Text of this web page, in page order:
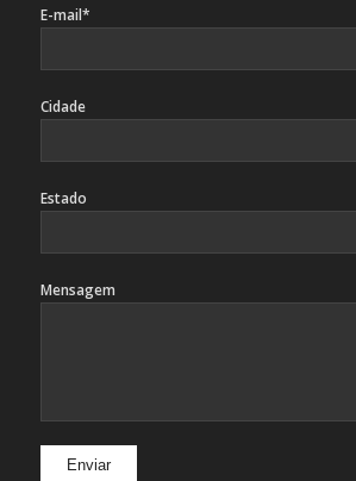
E-mail*
Cidade
Estado
Mensagem